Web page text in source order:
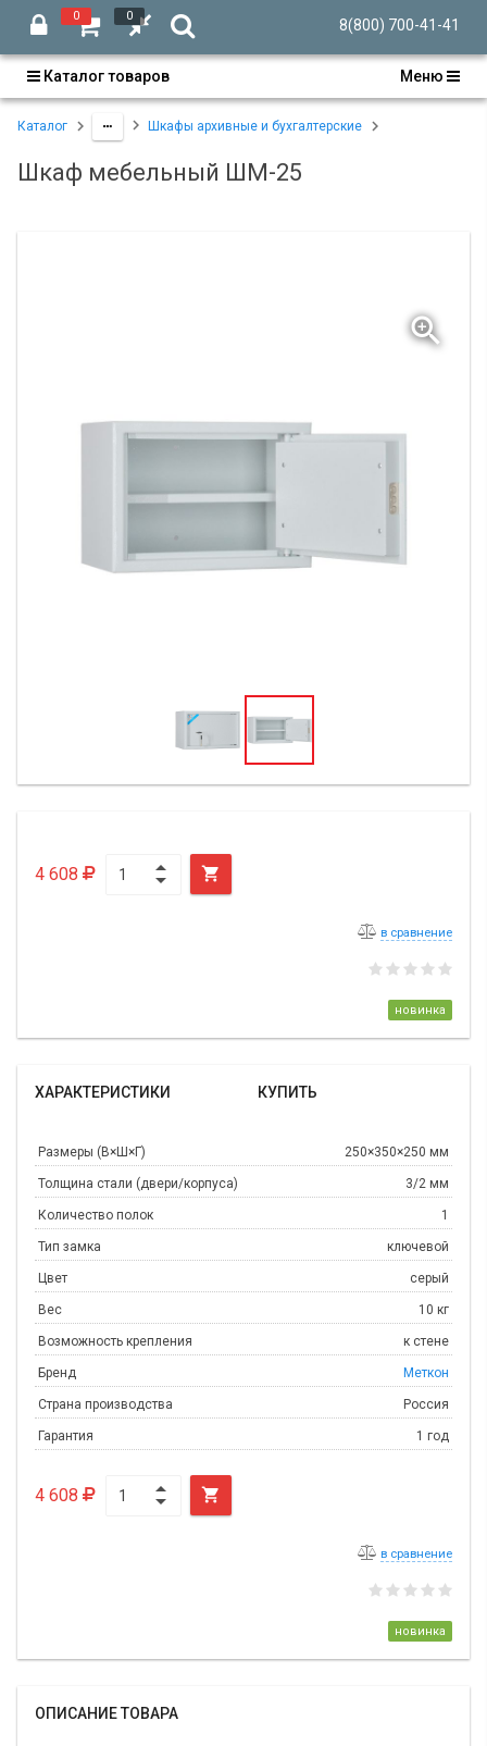
0 0
8(800) 700-41-41
Каталог товаров Меню
Каталог Шкафы архивные и бухгалтерские
Шкаф мебельный ШМ-25
4 608 
в сравнение
новинка
ХАРАКТЕРИСТИКИ КУПИТЬ
Размеры (В×Ш×Г) 250×350×250 мм
Толщина стали (двери/корпуса) 3/2 мм
Количество полок 1
Тип замка ключевой
Цвет серый
Вес 10 кг
Возможность крепления к стене
Бренд Меткон
Страна производства Россия
Гарантия 1 год
4 608 
в сравнение
новинка
ОПИСАНИЕ ТОВАРА